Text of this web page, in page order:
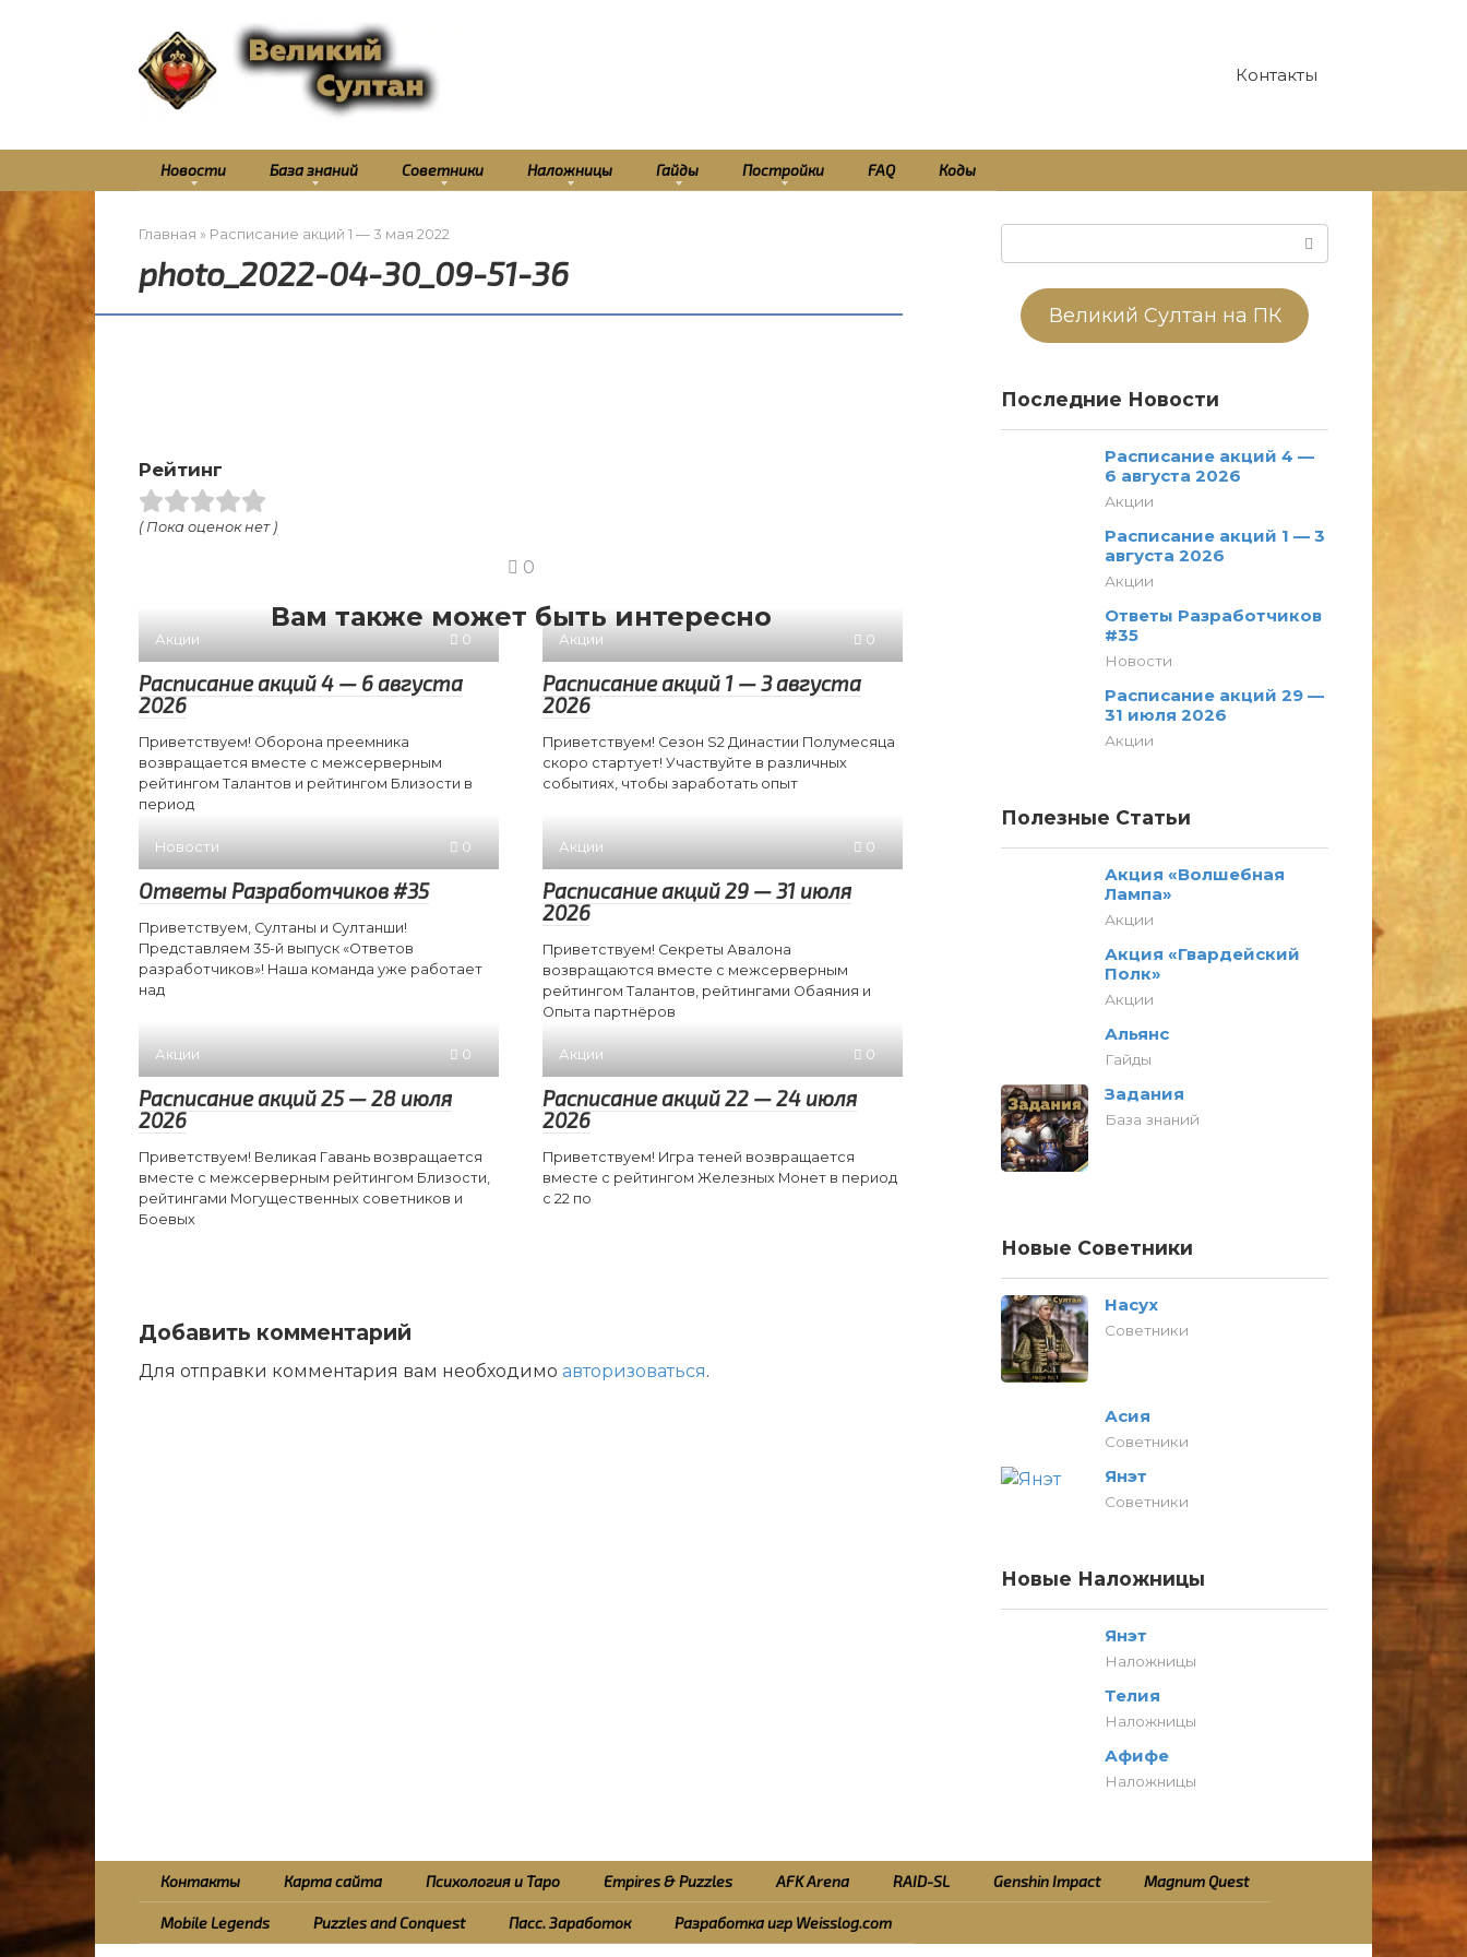
Контакты
Новости База знаний Советники Наложницы Гайды Постройки FAQ Коды
Главная » Расписание акций 1 — 3 мая 2022
photo_2022-04-30_09-51-36
Рейтинг
( Пока оценок нет )
0
Вам также может быть интересно
Акции 0
Расписание акций 4 — 6 августа
2026
Приветствуем! Оборона преемника
возвращается вместе с межсерверным
рейтингом Талантов и рейтингом Близости в
период
Акции 0
Расписание акций 1 — 3 августа
2026
Приветствуем! Сезон S2 Династии Полумесяца
скоро стартует! Участвуйте в различных
событиях, чтобы заработать опыт
Новости 0
Ответы Разработчиков #35
Приветствуем, Султаны и Султанши!
Представляем 35-й выпуск «Ответов
разработчиков»! Наша команда уже работает
над
Акции 0
Расписание акций 29 — 31 июля
2026
Приветствуем! Секреты Авалона
возвращаются вместе с межсерверным
рейтингом Талантов, рейтингами Обаяния и
Опыта партнёров
Акции 0
Расписание акций 25 — 28 июля
2026
Приветствуем! Великая Гавань возвращается
вместе с межсерверным рейтингом Близости,
рейтингами Могущественных советников и
Боевых
Акции 0
Расписание акций 22 — 24 июля
2026
Приветствуем! Игра теней возвращается
вместе с рейтингом Железных Монет в период
с 22 по
Добавить комментарий
Для отправки комментария вам необходимо авторизоваться.
Великий Султан на ПК
Последние Новости
Расписание акций 4 —
6 августа 2026
Акции
Расписание акций 1 — 3
августа 2026
Акции
Ответы Разработчиков
#35
Новости
Расписание акций 29 —
31 июля 2026
Акции
Полезные Статьи
Акция «Волшебная
Лампа»
Акции
Акция «Гвардейский
Полк»
Акции
Альянс
Гайды
Задания
База знаний
Новые Советники
Насух
Советники
Асия
Советники
Янэт
Советники
Новые Наложницы
Янэт
Наложницы
Телия
Наложницы
Афифе
Наложницы
Контакты Карта сайта Психология и Таро Empires & Puzzles AFK Arena RAID-SL Genshin Impact Magnum Quest
Mobile Legends Puzzles and Conquest Пасс. Заработок Разработка игр Weisslog.com